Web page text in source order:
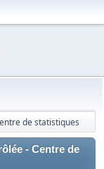
de statistiques
- Centre de